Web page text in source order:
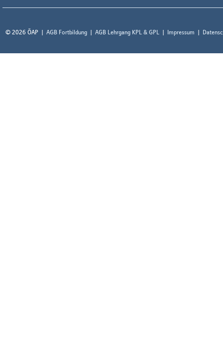
© 2026 ÖAP AGB Fortbildung AGB Lehrgang KPL & GPL Impressum